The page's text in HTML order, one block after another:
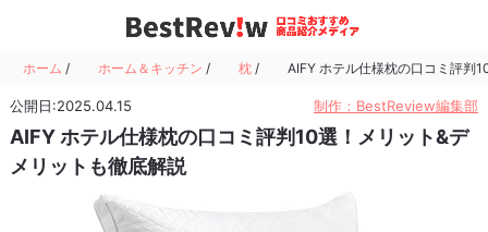
ホーム / ホーム＆キッチン / 枕 / AIFY ホテル仕様枕の口コミ評判
公開日:2025.04.15 制作：BestReview編集部
AIFY ホテル仕様枕の口コミ評判10選！メリット&デ
メリットも徹底解説